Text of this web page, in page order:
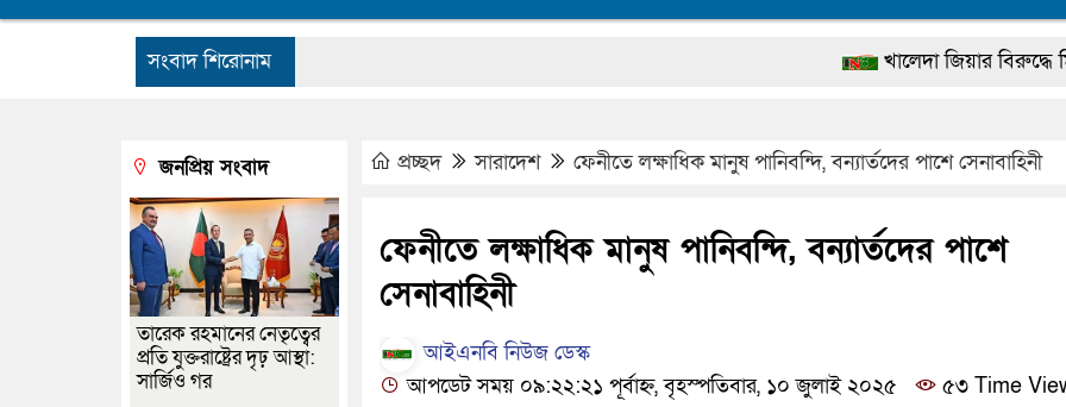
সংবাদ শিরোনাম খালেদা জিয়ার বিরুদ্ধে মিথ্যা
পুলিশ কোনো দলের বা গোষ্ঠীর লাঠিয়াল
ঢাকার চারপাশে সচল হবে নৌপথ,
আদালতকে বলতে চাইলাম ফাঁসি
প্রচ্ছদ সারাদেশ ফেনীতে লক্ষাধিক মানুষ পানিবন্দি, বন্যার্তদের পাশে সেনাবাহিনী
ফেনীতে লক্ষাধিক মানুষ পানিবন্দি, বন্যার্তদের পাশে
সেনাবাহিনী
আইএনবি নিউজ ডেস্ক
আপডেট সময় ০৯:২২:২১ পূর্বাহ্ন, বৃহস্পতিবার, ১০ জুলাই ২০২৫
৫৩ Time
জনপ্রিয় সংবাদ
তারেক রহমানের নেতৃত্বের
প্রতি যুক্তরাষ্ট্রের দৃঢ় আস্থা:
সার্জিও গর